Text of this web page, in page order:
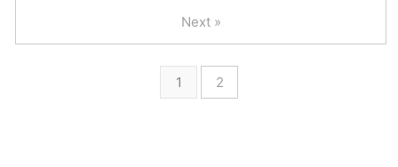
1 2
Next »